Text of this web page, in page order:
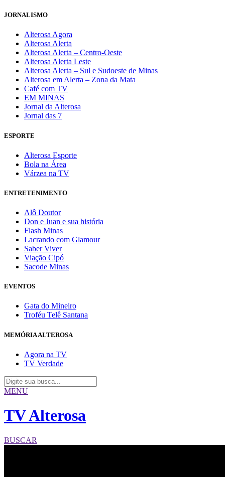
JORNALISMO
Alterosa Agora
Alterosa Alerta
Alterosa Alerta – Centro-Oeste
Alterosa Alerta Leste
Alterosa Alerta – Sul e Sudoeste de Minas
Alterosa em Alerta – Zona da Mata
Café com TV
EM MINAS
Jornal da Alterosa
Jornal das 7
ESPORTE
Alterosa Esporte
Bola na Área
Várzea na TV
ENTRETENIMENTO
Alô Doutor
Don e Juan e sua história
Flash Minas
Lacrando com Glamour
Saber Viver
Viação Cipó
Sacode Minas
EVENTOS
Gata do Mineiro
Troféu Telê Santana
MEMÓRIA ALTEROSA
Agora na TV
TV Verdade
MENU
TV Alterosa
BUSCAR